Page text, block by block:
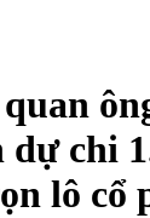
chi
lô cổ